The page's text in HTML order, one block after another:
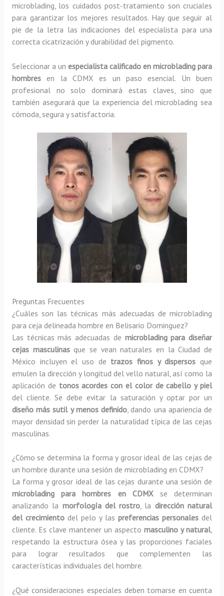
microblading, los cuidados post-tratamiento son cruciales
para garantizar los mejores resultados. Hay que seguir al
pie de la letra las indicaciones del especialista para una
correcta cicatrización y durabilidad del pigmento.
Seleccionar a un especialista calificado en microblading para
hombresen la CDMX es un paso esencial. Un buen
profesional no solo dominará estas claves, sino que
también asegurará que la experiencia del microblading sea
cómoda, segura y satisfactoria.
Preguntas Frecuentes
¿Cuáles son las técnicas más adecuadas de microblading
para ceja delineada hombre en Belisario Dominguez?
Las técnicas más adecuadas de microblading para diseñar
cejas masculinasque se vean naturales en la Ciudad de
México incluyen el uso de trazos finos y dispersos que
emulen la dirección y longitud del vello natural, así como la
aplicación de tonos acordes con el color de cabello y piel
del cliente. Se debe evitar la saturación y optar por un
diseño más sutil y menos definido , dando una apariencia de
mayor densidad sin perder la naturalidad típica de las cejas
masculinas.
¿Cómo se determina la forma y grosor ideal de las cejas de
un hombre durante una sesión de microblading en CDMX?
La forma y grosor ideal de las cejas durante una sesión de
microblading para hombres en CDMXse determinan
analizando la morfología del rostro, la dirección natural
del crecimientodel pelo y laspreferencias personales del
cliente. Es clave mantener un aspectomasculino y natural,
respetando la estructura ósea y las proporciones faciales
para lograr resultados que complementen las
características individuales del hombre.
¿Qué consideraciones especiales deben tomarse en cuenta